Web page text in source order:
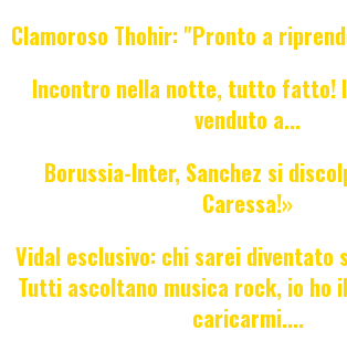
Clamoroso Thohir: "Pronto a
Incontro nella notte, tutto fatto!
venduto a...
Borussia-Inter, Sanchez si
Caressa!»
Vidal esclusivo: chi sarei diventato
Tutti ascoltano musica rock, io ho
caricarmi....